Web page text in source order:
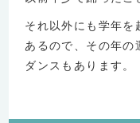
それ以外にも学年を
あるので、その年の
ダンスもあります。